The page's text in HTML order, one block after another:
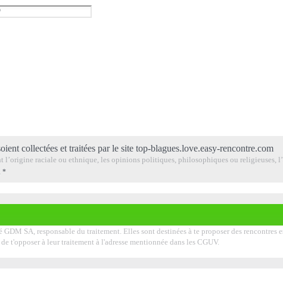
collectées et traitées par le site top-blagues.love.easy-rencontre.com
l’origine raciale ou ethnique, les opinions politiques, philosophiques ou religieuses,
.*
SA, responsable du traitement. Elles sont destinées à te proposer des
t'opposer à leur traitement à l'adresse mentionnée dans les CGUV.